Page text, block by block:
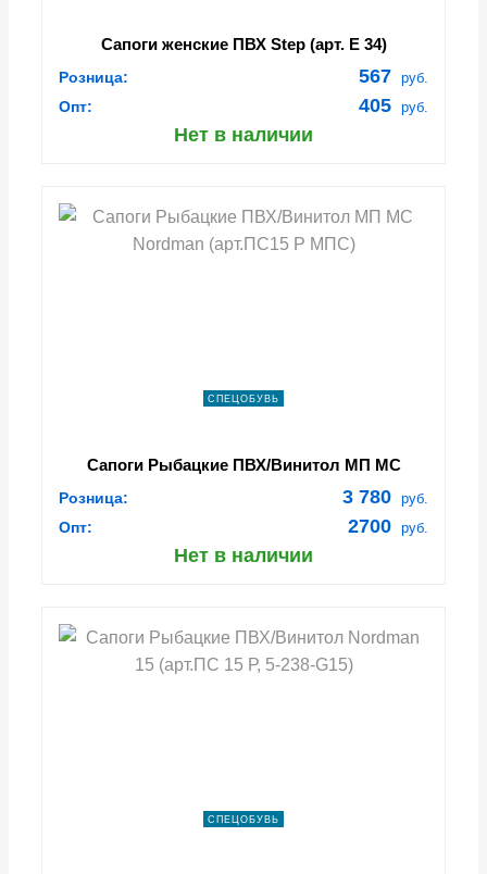
Сапоги женские ПВХ Step (арт. Е 34)
Розница: 567 руб.
Опт: 405 руб.
Нет в наличии
СПЕЦОБУВЬ
Сапоги Рыбацкие ПВХ/Винитол МП МС
Розница: 3 780 руб.
Опт: 2700 руб.
Нет в наличии
СПЕЦОБУВЬ